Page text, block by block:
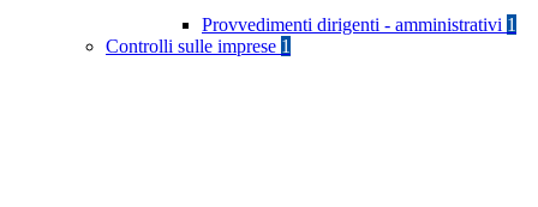
Provvedimenti dirigenti - amministrativi 1
Controlli sulle imprese 1